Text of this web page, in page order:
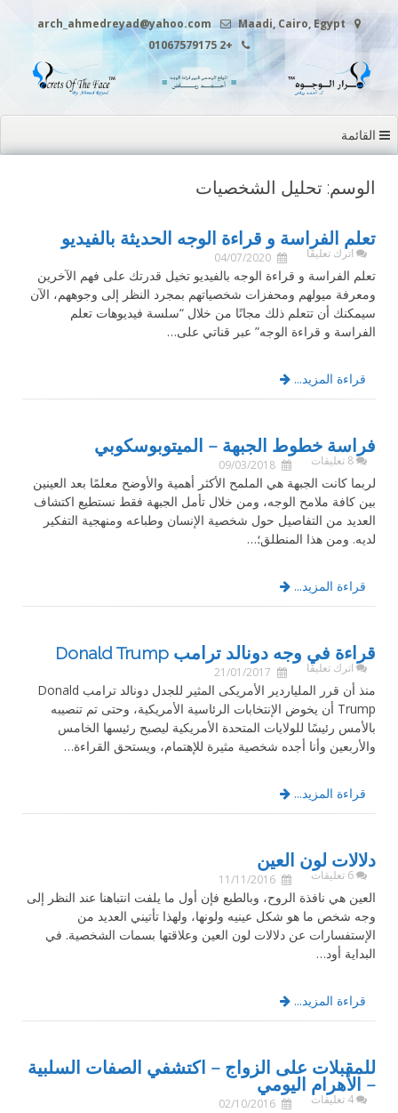
المحتوى
Maadi, Cairo, Egypt
arch_ahmedreyad@yahoo.com
+2 01067579175
القائمة
الوسم: تحليل الشخصيات
تعلم الفراسة و قراءة الوجه الحديثة بالفيديو
04/07/2020 اترك تعليقًا
تعلم الفراسة و قراءة الوجه بالفيديو تخيل قدرتك على فهم الآخرين
ومعرفة ميولهم ومحفزات شخصياتهم بمجرد النظر إلى وجوههم، الآن
سيمكنك أن تتعلم ذلك مجانًا من خلال “سلسة فيديوهات تعلم
الفراسة و قراءة الوجه” عبر قناتي على…
قراءة المزيد...
فراسة خطوط الجبهة – الميتوبوسكوبي
09/03/2018 8 تعليقات
لربما كانت الجبهة هي الملمح الأكثر أهمية والأوضح معلمًا بعد العينين
بين كافة ملامح الوجه، ومن خلال تأمل الجبهة فقط نستطيع اكتشاف
العديد من التفاصيل حول شخصية الإنسان وطباعه ومنهجية التفكير
لديه. ومن هذا المنطلق؛…
قراءة المزيد...
قراءة في وجه دونالد ترامب Donald Trump
21/01/2017 اترك تعليقًا
منذ أن قرر الملياردير الأمريكى المثير للجدل دونالد ترامب Donald
Trump أن يخوض الإنتخابات الرئاسية الأمريكية، وحتى تم تنصيبه
بالأمس رئيسًا للولايات المتحدة الأمريكية ليصبح رئيسها الخامس
والأربعين وأنا أجده شخصية مثيرة للإهتمام، ويستحق القراءة…
قراءة المزيد...
دلالات لون العين
11/11/2016 6 تعليقات
العين هي نافذة الروح، وبالطبع فإن أول ما يلفت انتباهنا عند النظر إلى
وجه شخص ما هو شكل عينيه ولونها، ولهذا تأتيني العديد من
الإستفسارات عن دلالات لون العين وعلاقتها بسمات الشخصية. في
البداية أود…
قراءة المزيد...
للمقبلات على الزواج – اكتشفي الصفات السلبية
– الأهرام اليومي
02/10/2016 4 تعليقات